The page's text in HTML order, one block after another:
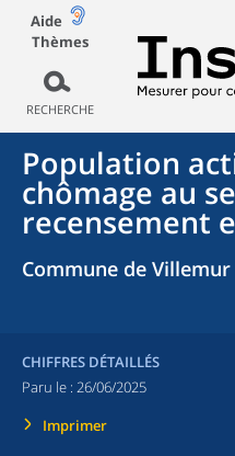
Aide
Thèmes
RECHERCHE
Population
chômage au
recensement
Commune de Villemur
CHIFFRES DÉTAILLÉS
Paru le : 26/06/2025
Imprimer